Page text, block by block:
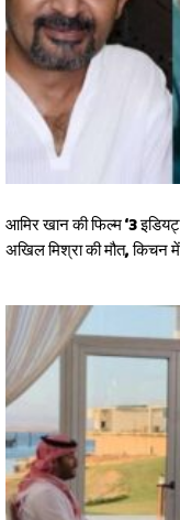
आमिर खान की फिल्म ‘3
अखिल मिश्रा की मौत, किचन